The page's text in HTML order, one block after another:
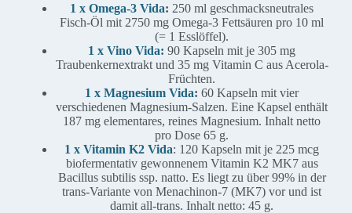
1 x Omega-3 Vida: 250 ml geschmacksneutrales
Fisch-Öl mit 2750 mg Omega-3 Fettsäuren pro 10 ml
(= 1 Esslöffel).
1 x Vino Vida: 90 Kapseln mit je 305 mg
Traubenkernextrakt und 35 mg Vitamin C aus Acerola-
Früchten.
1 x Magnesium Vida: 60 Kapseln mit vier
verschiedenen Magnesium-Salzen. Eine Kapsel enthält
187 mg elementares, reines Magnesium. Inhalt netto
pro Dose 65 g.
1 x Vitamin K2 Vida: 120 Kapseln mit je 225 mcg
biofermentativ gewonnenem Vitamin K2 MK7 aus
Bacillus subtilis ssp. natto. Es liegt zu über 99% in der
trans-Variante von Menachinon-7 (MK7) vor und ist
damit all-trans. Inhalt netto: 45 g.